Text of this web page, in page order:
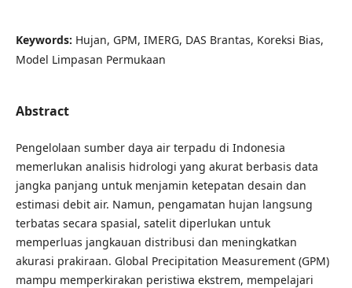
Keywords: Hujan, GPM, IMERG, DAS Brantas, Koreksi Bias,
Model Limpasan Permukaan
Abstract
Pengelolaan sumber daya air terpadu di Indonesia
memerlukan analisis hidrologi yang akurat berbasis data
jangka panjang untuk menjamin ketepatan desain dan
estimasi debit air. Namun, pengamatan hujan langsung
terbatas secara spasial, satelit diperlukan untuk
memperluas jangkauan distribusi dan meningkatkan
akurasi prakiraan. Global Precipitation Measurement (GPM)
mampu memperkirakan peristiwa ekstrem, mempelajari